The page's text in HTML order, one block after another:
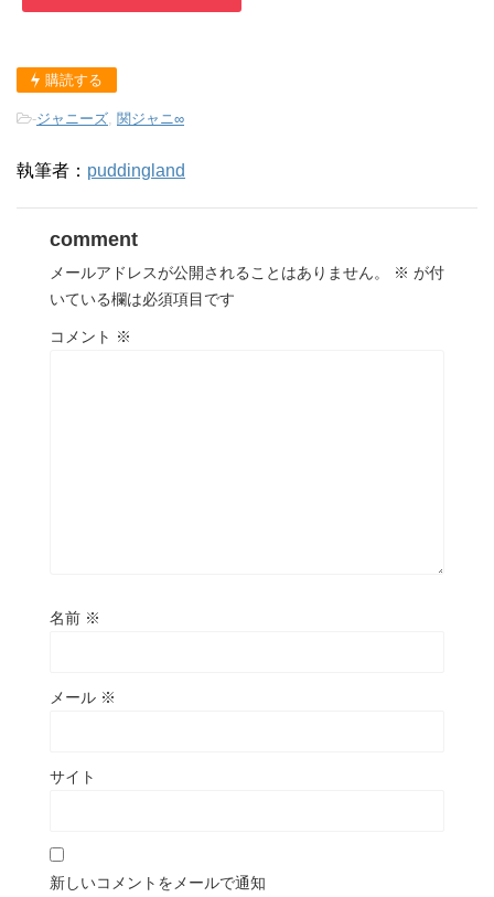
購読する
-ジャニーズ 関ジャニ∞
執筆者： puddingland
comment
メールアドレスが公開されることはありません。 ※ が付
いている欄は必須項目です
コメント ※
名前 ※
メール ※
サイト
新しいコメントをメールで通知